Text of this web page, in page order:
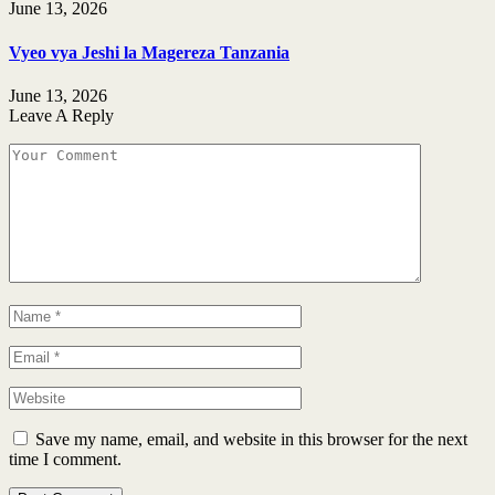
June 13, 2026
Vyeo vya Jeshi la Magereza Tanzania
June 13, 2026
Leave A Reply
Save my name, email, and website in this browser for the next
time I comment.